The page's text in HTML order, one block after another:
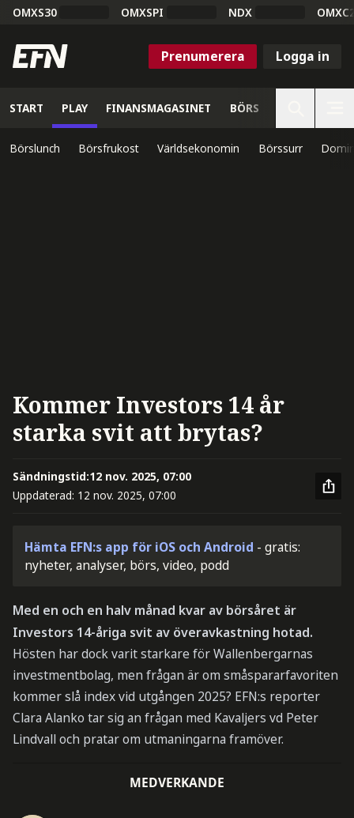
OMXS30 OMXSPI NDX
Prenumerera Logga in
START PLAY FINANSMAGASINET BÖRS
Börslunch Börsfrukost Världsekonomin Börssurr
Kommer Investors 14 år
starka svit att brytas?
Sändningstid:12 nov. 2025, 07:00
Uppdaterad: 12 nov. 2025, 07:00
Hämta EFN:s app för iOS och Android - gratis:
nyheter, analyser, börs, video, podd
Med en och en halv månad kvar av börsåret är
Investors 14-åriga svit av överavkastning hotad.
Hösten har dock varit starkare för Wallenbergarnas
investmentbolag, men frågan är om småspararfavoriten
kommer slå index vid utgången 2025? EFN:s reporter
Clara Alanko tar sig an frågan med Kavaljers vd Peter
Lindvall och pratar om utmaningarna framöver.
MEDVERKANDE